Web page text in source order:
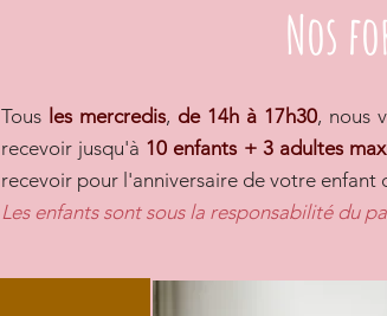
Nos
Tous les mercredis, de 14h à 17h30, nous
recevoir jusqu'à 10 enfants + 3 adultes
recevoir pour l'anniversaire de votre enfant
Les enfants sont sous la responsabilité du